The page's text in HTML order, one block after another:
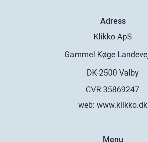
Adress
web: www.klikko.dk
Menu